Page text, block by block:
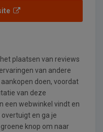
plaatsen van reviews
van andere
doen, voordat
van deze
een webwinkel vindt en
en ga je
knop om naar